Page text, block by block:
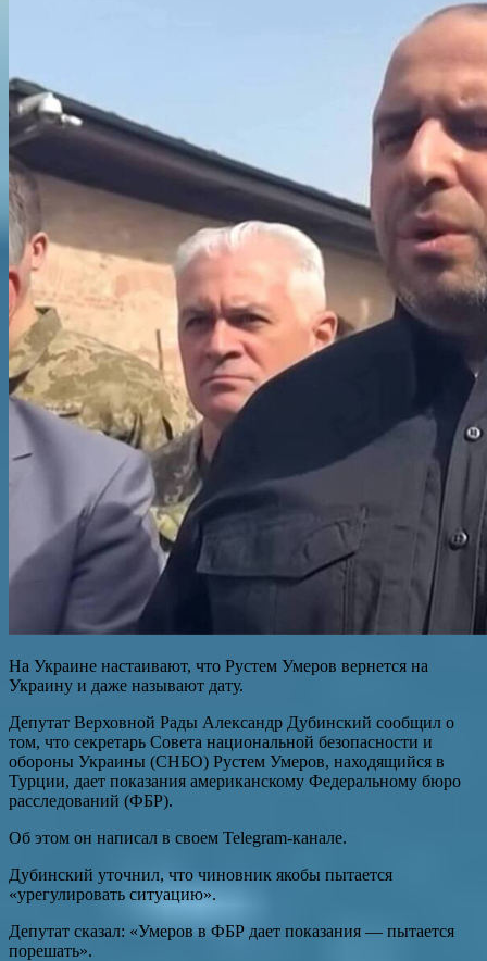
На Украине настаивают, что Рустем Умеров вернется на
Украину и даже называют дату.
Депутат Верховной Рады Александр Дубинский сообщил о
том, что секретарь Совета национальной безопасности и
обороны Украины (СНБО) Рустем Умеров, находящийся в
Турции, дает показания американскому Федеральному бюро
расследований (ФБР).
Об этом он написал в своем Telegram-канале.
Дубинский уточнил, что чиновник якобы пытается
«урегулировать ситуацию».
Депутат сказал: «Умеров в ФБР дает показания — пытается
порешать».